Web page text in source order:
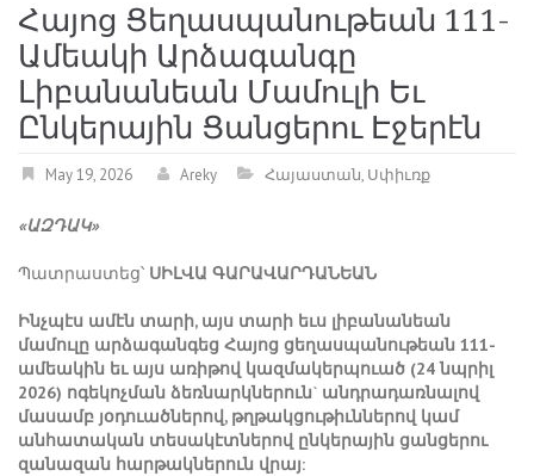
Հայոց Ցեղասպանութեան 111-
Ամեակի Արձագանգը
Լիբանանեան Մամուլի Եւ
Ընկերային Ցանցերու Էջերէն
May 19, 2026 Areky Հայաստան, Սփիւռք
«ԱԶԴԱԿ»
Պատրաստեց՝ ՍԻԼՎԱ ԳԱՐԱՎԱՐԴԱՆԵԱՆ
Ինչպէս ամէն տարի, այս տարի եւս լիբանանեան
մամուլը արձագանգեց Հայոց ցեղասպանութեան 111-
ամեակին եւ այս առիթով կազմակերպուած (24 նպրիլ
2026) ոգեկոչման ձեռնարկներուն` անդրադառնալով
մասամբ յօդուածներով, թղթակցութիւններով կամ
անհատական տեսակէտներով ընկերային ցանցերու
զանազան հարթակներուն վրայ: